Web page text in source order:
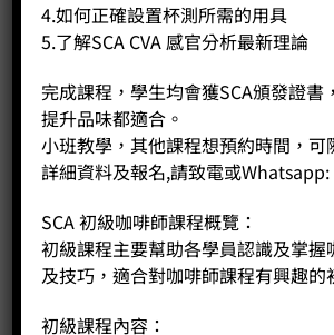
4.如何正確設置杯測所需的用具
5.了解SCA CVA 感官分析最新理論
完成課程，學生均會獲SCA頒發證書
提升品味都適合。
小班教學，其他課程想預約時間，可
詳細資料及報名,請致電或
SCA 初級咖啡師課程概覽：
初級課程主要幫助各學員認識及掌握
及技巧，適合對咖啡師課程有興趣的
初級課程內容：